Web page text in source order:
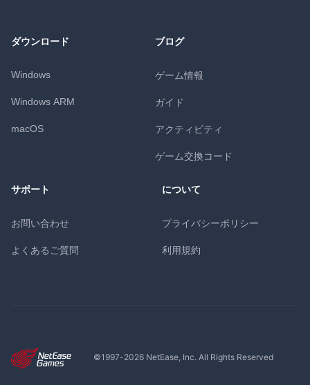
ダウンロード
Windows
Windows ARM
macOS
ブログ
ゲーム情報
ガイド
アクティビティ
ゲーム交換コード
サポート
お問い合わせ
よくあるご質問
について
プライバシーポリシー
利用規約
©1997-2026NetEase, Inc. All Rights Reserved